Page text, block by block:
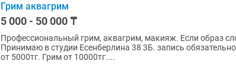
Грим аквагрим
5 000 - 50 000 ₸
Профессиональный грим, аквагрим, макияж. Если образ
Принимаю в студии Есенберлина 38 3Б. запись
от 5000тг. Грим от 10000тг....